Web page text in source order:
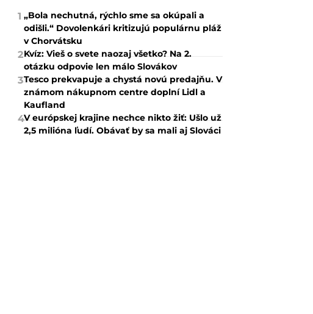
1 „Bola nechutná, rýchlo sme sa okúpali a
odišli.“ Dovolenkári kritizujú populárnu pláž
v Chorvátsku
2Kvíz: Vieš o svete naozaj všetko? Na 2.
otázku odpovie len málo Slovákov
3Tesco prekvapuje a chystá novú predajňu. V
známom nákupnom centre doplní Lidl a
Kaufland
4V európskej krajine nechce nikto žiť: Ušlo už
2,5 milióna ľudí. Obávať by sa mali aj Slováci